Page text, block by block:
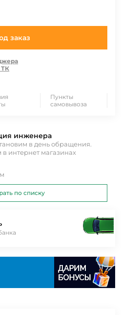
заказ
Пункты
самовывоза
инженера
в день обращения.
интернет магазинах
по списку